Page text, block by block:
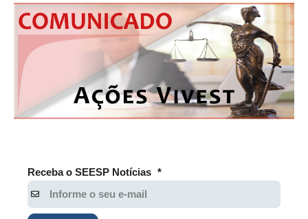
Receba o SEESP Notícias *